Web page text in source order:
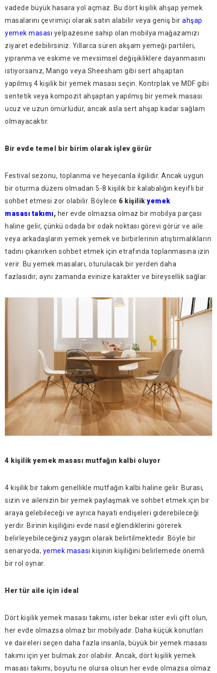
vadede büyük hasara yol açmaz. Bu dört kişilik ahşap yemek
masalarını çevrimiçi olarak satın alabilir veya geniş bir ahşap
yemek masası yelpazesine sahip olan mobilya mağazamızı
ziyaret edebilirsiniz. Yıllarca süren akşam yemeği partileri,
yıpranma ve eskime ve mevsimsel değişikliklere dayanmasını
istiyorsanız, Mango veya Sheesham gibi sert ahşaptan
yapılmış 4 kişilik bir yemek masası seçin. Kontrplak ve MDF gibi
sentetik veya kompozit ahşaptan yapılmış bir yemek masası
ucuz ve uzun ömürlüdür, ancak asla sert ahşap kadar sağlam
olmayacaktır.
Bir evde temel bir birim olarak işlev görür
Festival sezonu, toplanma ve heyecanla ilgilidir. Ancak uygun
bir oturma düzeni olmadan 5-8 kişilik bir kalabalığın keyifli bir
sohbet etmesi zor olabilir. Böylece 6 kişilik yemek
masası takımı, her evde olmazsa olmaz bir mobilya parçası
haline gelir, çünkü odada bir odak noktası görevi görür ve aile
veya arkadaşların yemek yemek ve birbirlerinin atıştırmalıkların
tadını çıkarırken sohbet etmek için etrafında toplanmasına izin
verir. Bu yemek masaları, oturulacak bir yerden daha
fazlasıdır; aynı zamanda evinize karakter ve bireysellik sağlar.
4 kişilik yemek masası mutfağın kalbi oluyor
4 kişilik bir takım genellikle mutfağın kalbi haline gelir. Burası,
sizin ve ailenizin bir yemek paylaşmak ve sohbet etmek için bir
araya gelebileceği ve ayrıca hayati endişeleri giderebileceği
yerdir. Birinin kişiliğini evde nasıl eğlendiklerini görerek
belirleyebileceğiniz yaygın olarak belirtilmektedir. Böyle bir
senaryoda, yemek masası kişinin kişiliğini belirlemede önemli
bir rol oynar.
Her tür aile için ideal
Dört kişilik yemek masası takımı, ister bekar ister evli çift olun,
her evde olmazsa olmaz bir mobilyadır. Daha küçük konutları
ve daireleri seçen daha fazla insanla, büyük bir yemek masası
takımı için yer bulmak zor olabilir. Ancak, dört kişilik yemek
masası takımı, boyutu ne olursa olsun her evde olmazsa olmaz